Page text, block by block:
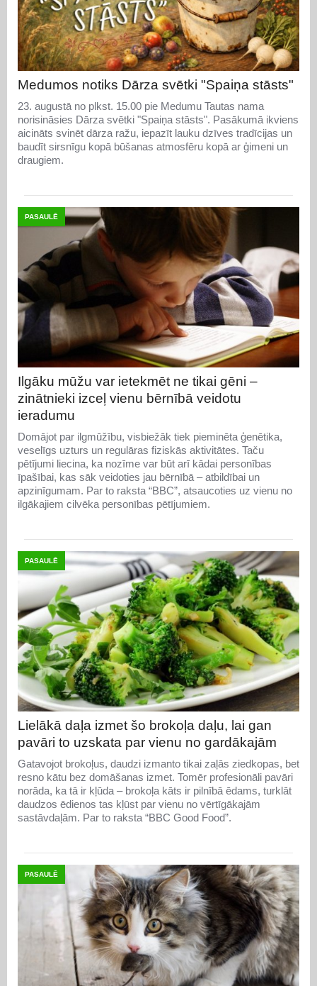
Medumos notiks Dārza svētki "Spaiņa stāsts"
23. augustā no plkst. 15.00 pie Medumu Tautas nama
norisināsies Dārza svētki "Spaiņa stāsts". Pasākumā ikviens
aicināts svinēt dārza ražu, iepazīt lauku dzīves tradīcijas un
baudīt sirsnīgu kopā būšanas atmosfēru kopā ar ģimeni un
draugiem.
PASAULĒ
Ilgāku mūžu var ietekmēt ne tikai gēni –
zinātnieki izceļ vienu bērnībā veidotu
ieradumu
Domājot par ilgmūžību, visbiežāk tiek pieminēta ģenētika,
veselīgs uzturs un regulāras fiziskās aktivitātes. Taču
pētījumi liecina, ka nozīme var būt arī kādai personības
īpašībai, kas sāk veidoties jau bērnībā – atbildībai un
apzinīgumam. Par to raksta “BBC”, atsaucoties uz vienu no
ilgākajiem cilvēka personības pētījumiem.
PASAULĒ
Lielākā daļa izmet šo brokoļa daļu, lai gan
pavāri to uzskata par vienu no gardākajām
Gatavojot brokoļus, daudzi izmanto tikai zaļās ziedkopas, bet
resno kātu bez domāšanas izmet. Tomēr profesionāli pavāri
norāda, ka tā ir kļūda – brokoļa kāts ir pilnībā ēdams, turklāt
daudzos ēdienos tas kļūst par vienu no vērtīgākajām
sastāvdaļām. Par to raksta “BBC Good Food”.
PASAULĒ